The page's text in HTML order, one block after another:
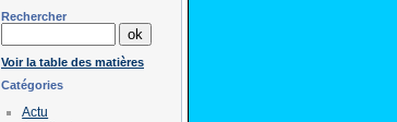
Rechercher
Voir la table des matières
Catégories
Actu